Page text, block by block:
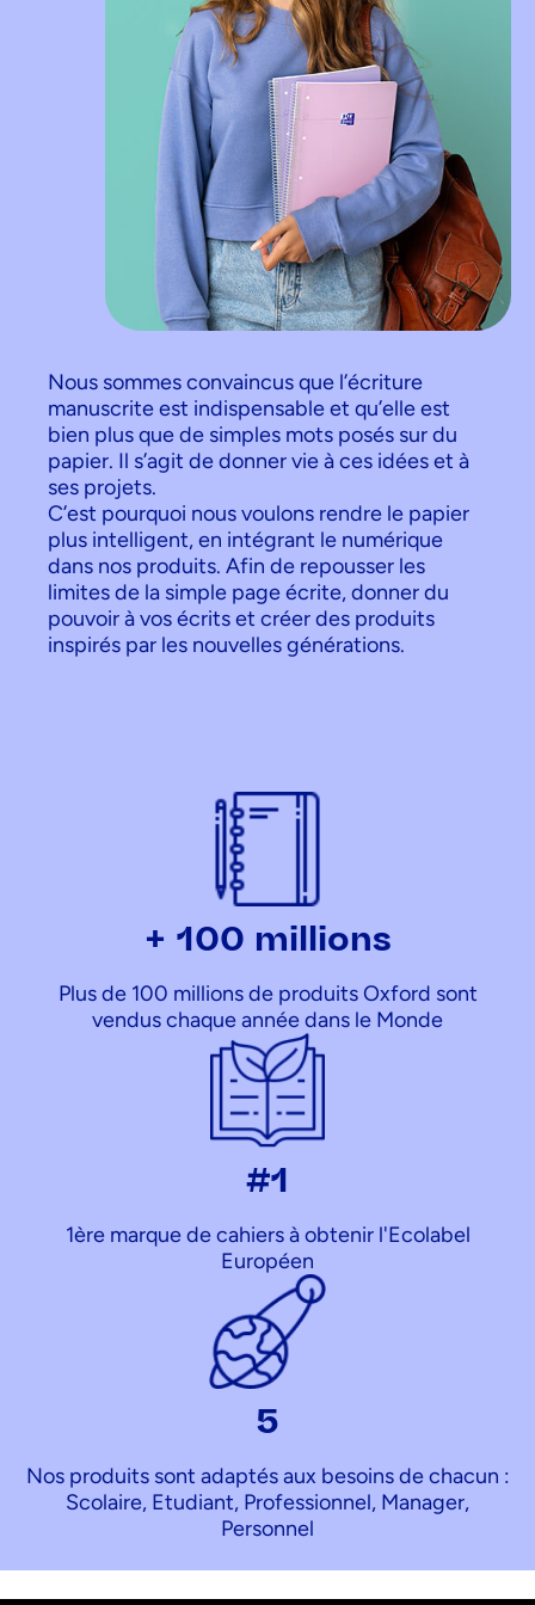
Nous sommes convaincus que l’écriture
manuscrite est indispensable et qu’elle est
bien plus que de simples mots posés sur du
papier. Il s’agit de donner vie à ces idées et à
ses projets.
C’est pourquoi nous voulons rendre le papier
plus intelligent, en intégrant le numérique
dans nos produits. Afin de repousser les
limites de la simple page écrite, donner du
pouvoir à vos écrits et créer des produits
inspirés par les nouvelles générations.
+ 100 millions
Plus de 100 millions de produits Oxford sont
vendus chaque année dans le Monde
#1
1ère marque de cahiers à obtenir l'Ecolabel
Européen
5
Nos produits sont adaptés aux besoins de chacun :
Scolaire, Etudiant, Professionnel, Manager,
Personnel